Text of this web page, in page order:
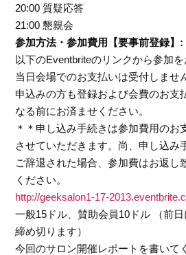
20:00 質疑応答
21:00 懇親会
参加方法・参加費用【要事前登録】:
以下のEventbriteのリンクから参加を
当日会場でのお支払いは受付しませ
申込みの方も登録および会費のお支
なる前にお済ませください。
＊＊申し込み手続きは参加費用のお
させていただきます。尚、申し込み
ご辞退された場合、参加費はお返し
ください。
http://geeksalon1-17-
一般15ドル、賛助会員10ドル （前
締め切ります）
今回のサロン開催レポートを書いて